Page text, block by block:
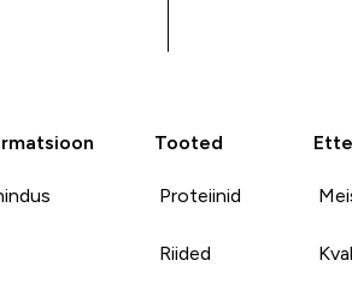
Tooted
Proteiinid
Riided